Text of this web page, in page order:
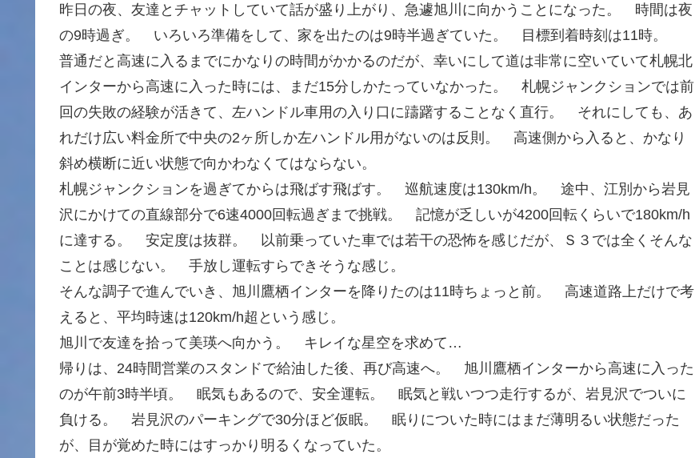
昨日の夜、友達とチャットしていて話が盛り上がり、急遽旭川に向かうことになった。 時間は夜
の9時過ぎ。 いろいろ準備をして、家を出たのは9時半過ぎていた。 目標到着時刻は11時。
普通だと高速に入るまでにかなりの時間がかかるのだが、幸いにして道は非常に空いていて札幌北
インターから高速に入った時には、まだ15分しかたっていなかった。 札幌ジャンクションでは前
回の失敗の経験が活きて、左ハンドル車用の入り口に躊躇することなく直行。 それにしても、あ
れだけ広い料金所で中央の2ヶ所しか左ハンドル用がないのは反則。 高速側から入ると、かなり
斜め横断に近い状態で向かわなくてはならない。
札幌ジャンクションを過ぎてからは飛ばす飛ばす。 巡航速度は130km/h。 途中、江別から岩見
沢にかけての直線部分で6速4000回転過ぎまで挑戦。 記憶が乏しいが4200回転くらいで180km/h
に達する。 安定度は抜群。 以前乗っていた車では若干の恐怖を感じだが、Ｓ３では全くそんな
ことは感じない。 手放し運転すらできそうな感じ。
そんな調子で進んでいき、旭川鷹栖インターを降りたのは11時ちょっと前。 高速道路上だけで考
えると、平均時速は120km/h超という感じ。
旭川で友達を拾って美瑛へ向かう。 キレイな星空を求めて…
帰りは、24時間営業のスタンドで給油した後、再び高速へ。 旭川鷹栖インターから高速に入った
のが午前3時半頃。 眠気もあるので、安全運転。 眠気と戦いつつ走行するが、岩見沢でついに
負ける。 岩見沢のパーキングで30分ほど仮眠。 眠りについた時にはまだ薄明るい状態だった
が、目が覚めた時にはすっかり明るくなっていた。